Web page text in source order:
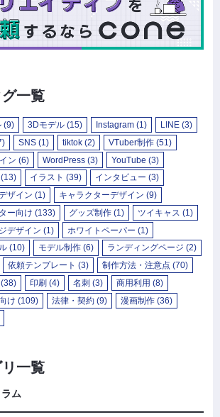
一覧
(9) 3Dモデル(15) Instagram (1) LINE (3)
SNS(1) tiktok (2) VTuber制作 (51)
ン (6) WordPress(3) YouTube (3)
(13) イラスト (39) インタビュー (3)
ザイン (1) キャラクターデザイン (9)
ー向け (133) グッズ制作(1) ツイキャス (1)
デザイン (1) ホワイトペーパー (1)
(10) モデル制作(6) ランディングページ (2)
依頼テンプレート (3) 制作方法・注意点 (70)
印刷 (4) 名刺 (3) 商用利用 (8)
け (109) 法律・契約(9) 漫画制作 (36)
一覧
ム